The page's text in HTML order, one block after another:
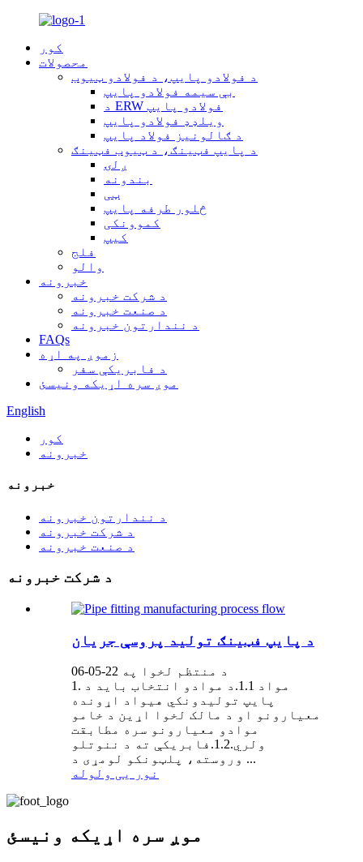
کور
محصولات
د فولادو پایپ، د فولادو ټیوب
بې سیمه فولادو پایپ
د ERW فولادو پایپ
ویلډډ فولادو پایپ
د ګالونیز فولاد پایپ
د پایپ فټینګ، د ټیوب فټینګ
ږلۍ
بندونه
ټی
څلور طرفه پایپ
کموونکی
کیپ
فلج
والو
خبرونه
د شرکت خبرونه
د صنعت خبرونه
د نندارتون خبرونه
FAQs
زموږ په اړه
د فابریکې سفر
موږ سره اړیکه ونیسئ
English
کور
خبرونه
خبرونه
د نندارتون خبرونه
د شرکت خبرونه
د صنعت خبرونه
د شرکت خبرونه
د پایپ فټینګ تولید پروسې جریان
د منتظم لخوا په 22-05-06
1. مواد 1.1.د موادو انتخاب باید د
پایپ تولیدونکي هیواد اړونده
معیارونو او د مالک لخوا اړین د خامو
موادو معیارونو سره مطابقت
ولري.1.2.فابریکې ته د ننوتلو
وروسته، پلټونکو لومړی د ...
نور یی ولوله
موږ سره اړیکه ونیسئ